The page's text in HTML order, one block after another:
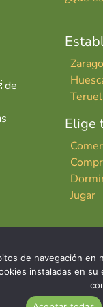
de
Elige
Comer
Jugar
de navegación
instaladas en